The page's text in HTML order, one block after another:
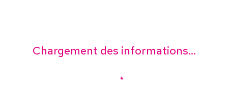
Chargement des informations...